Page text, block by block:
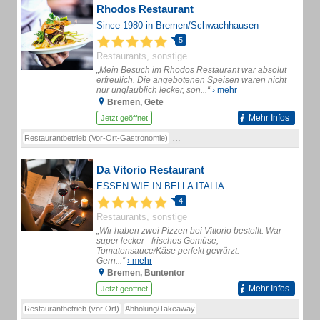
Rhodos Restaurant
Since 1980 in Bremen/Schwachhausen
5
Restaurants, sonstige
„Mein Besuch im Rhodos Restaurant war absolut
erfreulich. Die angebotenen Speisen waren nicht
nur unglaublich lecker, son...“› mehr
Bremen, Gete
Jetzt geöffnet Mehr Infos
Restaurantbetrieb (Vor-Ort-Gastronomie)
Da Vitorio Restaurant
ESSEN WIE IN BELLA ITALIA
4
Restaurants, sonstige
„Wir haben zwei Pizzen bei Vittorio bestellt. War
super lecker - frisches Gemüse,
Tomatensauce/Käse perfekt gewürzt.
Gern...“› mehr
Bremen, Buntentor
Jetzt geöffnet Mehr Infos
Restaurantbetrieb (vor Ort) Abholung/Takeaway